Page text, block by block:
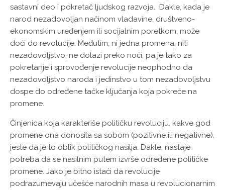
sastavni deo i pokretač ljudskog razvoja. Dakle, kada je
narod nezadovoljan načinom vladavine, društveno-
ekonomskim uređenjem ili socijalnim poretkom, može
doći do revolucije. Međutim, ni jedna promena, niti
nezadovoljstvo, ne dolazi preko noći, pa je tako za
pokretanje i sprovođenje revolucije neophodno da
nezadovoljstvo naroda i jedinstvo u tom nezadovoljstvu
dospe do određene tačke ključanja koja pokreće na
promene.
Činjenica koja karakteriše političku revoluciju, kakve god
promene ona donosila sa sobom (pozitivne ili negativne),
jeste da je to oblik političkog nasilja. Dakle, nastaje
potreba da se nasilnim putem izvrše određene političke
promene. Jako je bitno istaći da revolucije
podrazumevaju učešće narodnih masa u revolucionarnim